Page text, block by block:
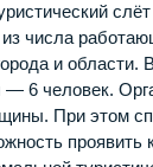
числа
и
6 человек.
При этом